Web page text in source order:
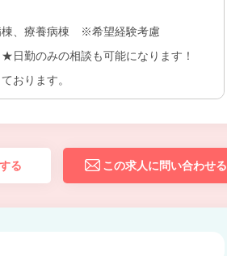
棟、療養病棟 ※希望経験考慮
勤のみの相談も可能になります！
おります。
る この求人に問い合わせる